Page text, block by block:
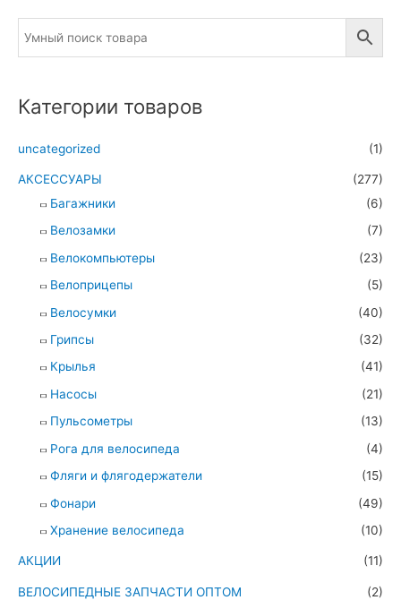
Категории товаров
uncategorized (1)
АКСЕССУАРЫ
(277)
Багажники
(6)
Велозамки
(7)
Велокомпьютеры
(23)
Велоприцепы
(5)
Велосумки
(40)
Грипсы
(32)
Крылья
(41)
Насосы
(21)
Пульсометры
(13)
Рога для велосипеда
(4)
Фляги и флягодержатели
(15)
Фонари
(49)
Хранение велосипеда
(10)
АКЦИИ (11)
ВЕЛОСИПЕДНЫЕ ЗАПЧАСТИ ОПТОМ
(2)